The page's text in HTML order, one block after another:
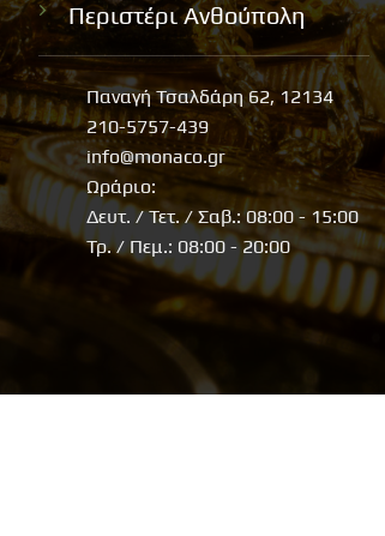
Περιστέρι Ανθούπολη
Παναγή Τσαλδάρη 62, 12134
210-5757-439
info@monaco.gr
Ωράριο:
Δευτ. / Τετ. / Σαβ.: 08:00 - 15:00
Τρ. / Πεμ.: 08:00 - 20:00